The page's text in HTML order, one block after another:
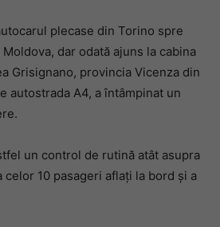
plecase din Torino spre
dar odată ajuns la cabina
Grisignano, provincia Vicenza din
autostrada A4, a întâmpinat un
un control de rutină atât asupra
10 pasageri aflați la bord și a